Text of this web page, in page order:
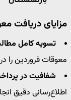
مزایای دریافت
تسویه کامل
معوقات فروردین را
شفافیت در
اطلاع‌رسانی دقیق